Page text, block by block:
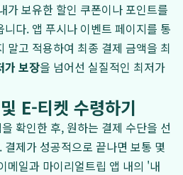
가 보유한 할인 쿠폰이나 포인트를
다. 앱 푸시나 이벤트 페이지를 통
말고 적용하여 최종 결제 금액을 최
가 보장을 넘어선 실질적인 최저가
E-티켓 수령하기
확인한 후, 원하는 결제 수단을 선
제가 성공적으로 끝나면 보통 몇
메일과 마이리얼트립 앱 내의 '내